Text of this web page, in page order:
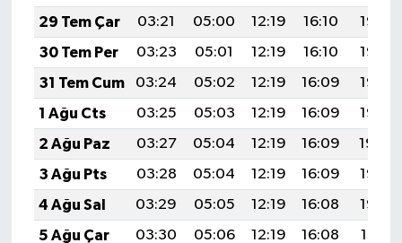
29 Tem Çar
03:21 05:00 12:19 16:10
19:28
30 Tem Per
03:23 05:01 12:19 16:10
19:27
31 Tem Cum
03:24 05:02 12:19 16:09
19:26
1 Ağu Cts
03:25 05:03 12:19 16:09
19:25
2 Ağu Paz
03:27 05:04 12:19 16:09
19:24
3 Ağu Pts
03:28 05:04 12:19 16:09
19:23
4 Ağu Sal
03:29 05:05 12:19 16:08
19:22
5 Ağu Çar
03:30 05:06 12:19 16:08
19:21